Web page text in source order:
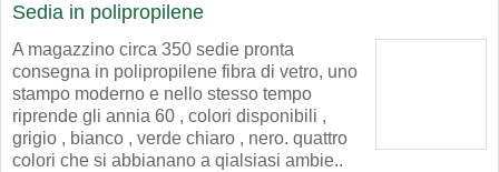
Sedia in polipropilene
A magazzino circa 350 sedie pronta
consegna in polipropilene fibra di vetro, uno
stampo moderno e nello stesso tempo
riprende gli annia 60 , colori disponibili ,
grigio , bianco , verde chiaro , nero. quattro
colori che si abbianano a qialsiasi ambie..